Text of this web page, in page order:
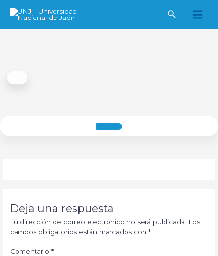
Main
Deja una respuesta
Tu dirección de correo electrónico no será publicada.
Los
campos obligatorios están marcados con*
Comentario*